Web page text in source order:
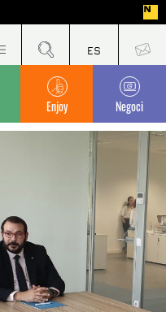
Enjoy Negoci